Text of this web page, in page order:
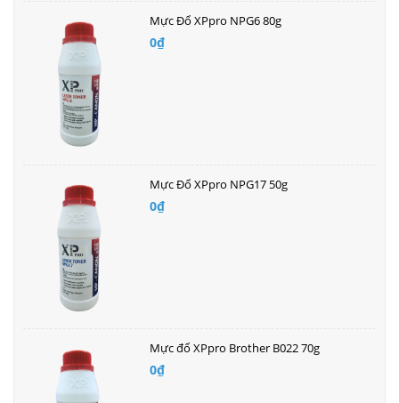
Mực Đổ XPpro NPG6 80g
0₫
Mực Đổ XPpro NPG17 50g
0₫
Mực đổ XPpro Brother B022 70g
0₫